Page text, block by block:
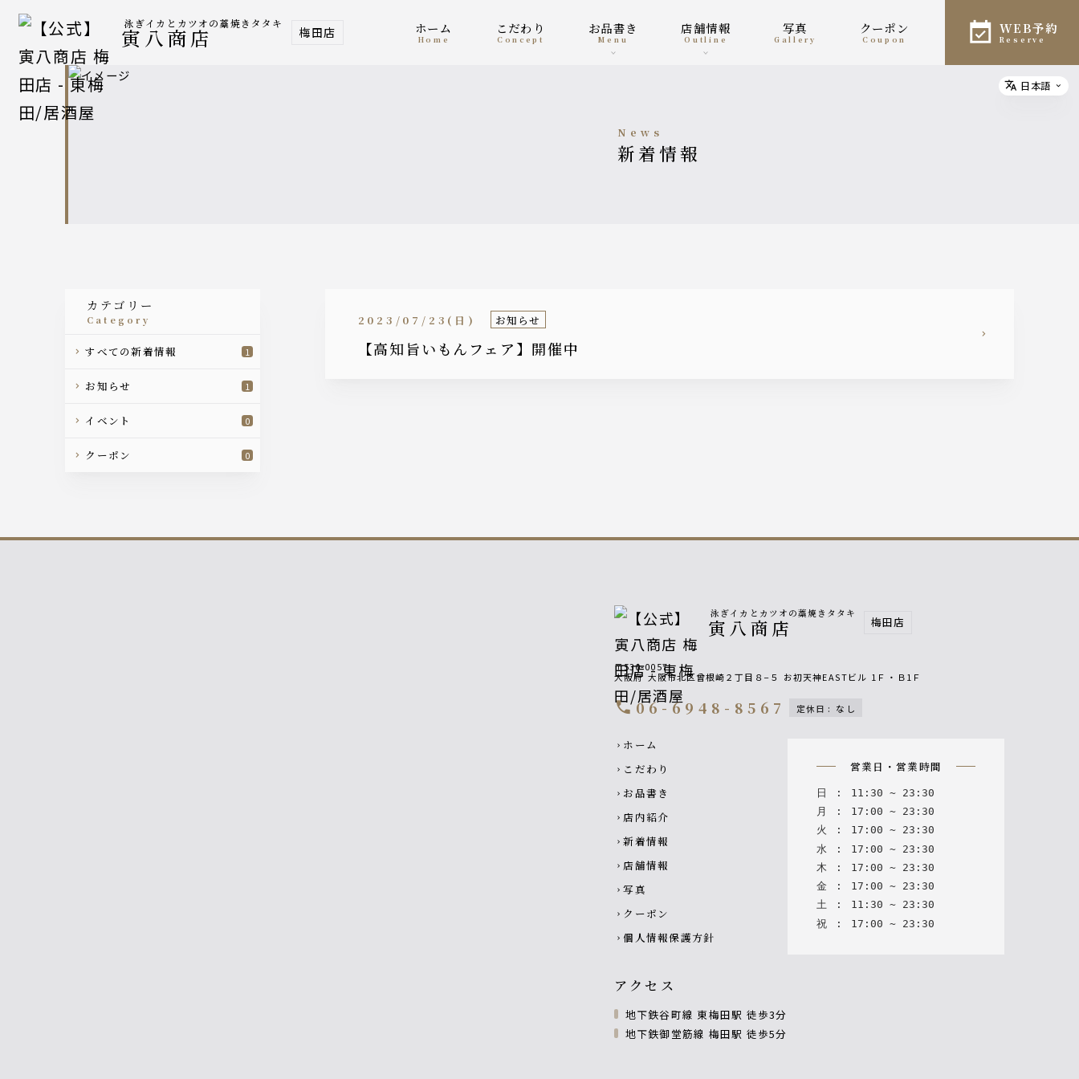
泳ぎイカとカツオの藁焼きタタキ
寅八商店 梅田店 ホーム
home
こだわり
concept
お品書き
menu
店舗情報
outline
写真
gallery
クーポン
coupon
WEB予約
reserve
news
新着情報
【高知旨いもんフェア】開催中
2023/07/23(日) お知らせ
カテゴリー
category
すべての新着情報 1
お知らせ 1
イベント 0
クーポン 0
Select
日本語
泳ぎイカとカツオの藁焼きタタキ
寅八商店 梅田店
〒530-0057
大阪府 大阪市北区曾根崎２丁目８−５ お初天神EASTビル 1Ｆ・Ｂ1Ｆ
call 06-6948-8567 定休日 : なし
Footer navigation
chevron_right ホーム
chevron_right こだわり
chevron_right お品書き
chevron_right 店内紹介
chevron_right 新着情報
chevron_right 店舗情報
chevron_right 写真
chevron_right クーポン
chevron_right 個人情報保護方針
営業日・営業時間
日 : 11 : 30 ~ 23 : 30
月
: 17 : 00 ~ 23 : 30
火
: 17 : 00 ~ 23 : 30
水
: 17 : 00 ~ 23 : 30
木
: 17 : 00 ~ 23 : 30
金
: 17 : 00 ~ 23 : 30
土
: 11 : 30 ~ 23 : 30
祝 : 17 : 00 ~ 23 : 30
アクセス
地下鉄谷町線 東梅田駅 徒歩3分
地下鉄御堂筋線 梅田駅 徒歩5分